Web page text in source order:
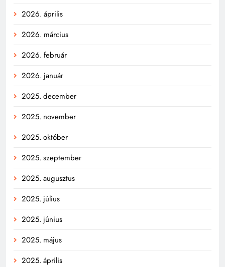
2026. április
2026. március
2026. február
2026. január
2025. december
2025. november
2025. október
2025. szeptember
2025. augusztus
2025. július
2025. június
2025. május
2025. április